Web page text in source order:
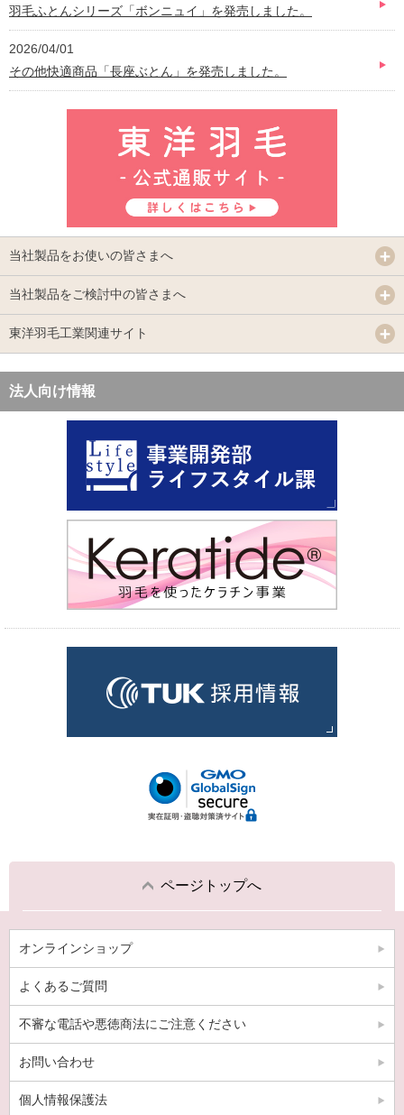
羽毛ふとんシリーズ「ボンニュイ」を発売しました。
2026/04/01
その他快適商品「長座ぶとん」を発売しました。
当社製品をお使いの皆さまへ
当社製品をご検討中の皆さまへ
東洋羽毛工業関連サイト
法人向け情報
ページトップへ
オンラインショップ
よくあるご質問
不審な電話や悪徳商法にご注意ください
お問い合わせ
個人情報保護法